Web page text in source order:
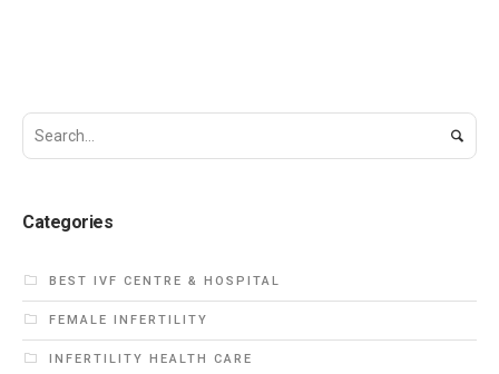
Categories
BEST IVF CENTRE & HOSPITAL
FEMALE INFERTILITY
INFERTILITY HEALTH CARE